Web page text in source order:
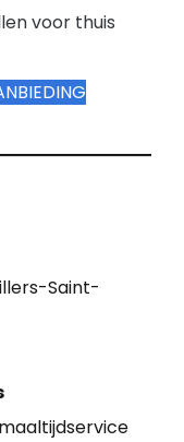
voor thuis
Saint-